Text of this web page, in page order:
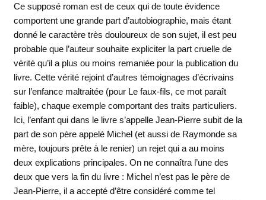
Ce supposé roman est de ceux qui de toute évidence
comportent une grande part d’autobiographie, mais étant
donné le caractère très douloureux de son sujet, il est peu
probable que l’auteur souhaite expliciter la part cruelle de
vérité qu’il a plus ou moins remaniée pour la publication du
livre. Cette vérité rejoint d’autres témoignages d’écrivains
sur l’enfance maltraitée (pour Le faux-fils, ce mot paraît
faible), chaque exemple comportant des traits particuliers.
Ici, l’enfant qui dans le livre s’appelle Jean-Pierre subit de la
part de son père appelé Michel (et aussi de Raymonde sa
mère, toujours prête à le renier) un rejet qui a au moins
deux explications principales. On ne connaîtra l’une des
deux que vers la fin du livre : Michel n’est pas le père de
Jean-Pierre, il a accepté d’être considéré comme tel